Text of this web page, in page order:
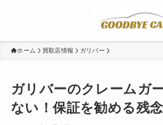
ホーム 買取店情報 ガリバー
ガリバーのクレームガ
ない！保証を勧める残